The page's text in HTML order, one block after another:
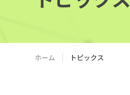
ホーム トピックス